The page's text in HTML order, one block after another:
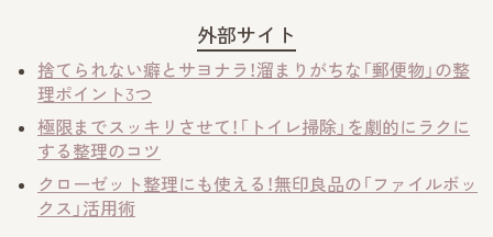
外部サイト
捨てられない癖とサヨナラ！溜まりがちな「郵便物」の整
理ポイント3つ
極限までスッキリさせて！「トイレ掃除」を劇的にラクに
する整理のコツ
クローゼット整理にも使える！無印良品の「ファイルボッ
クス」活用術